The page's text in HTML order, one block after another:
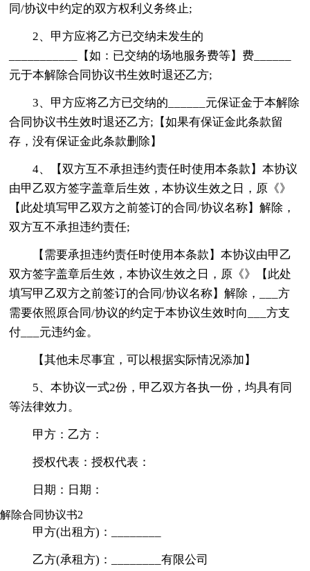
同/协议中约定的双方权利义务终止;
2、甲方应将乙方已交纳未发生的
___________【如：已交纳的场地服务费等】费______
元于本解除合同协议书生效时退还乙方;
3、甲方应将乙方已交纳的______元保证金于本解除
合同协议书生效时退还乙方;【如果有保证金此条款留
存，没有保证金此条款删除】
4、【双方互不承担违约责任时使用本条款】本协议
由甲乙双方签字盖章后生效，本协议生效之日，原《》
【此处填写甲乙双方之前签订的合同/协议名称】解除，
双方互不承担违约责任;
【需要承担违约责任时使用本条款】本协议由甲乙
双方签字盖章后生效，本协议生效之日，原《》【此处
填写甲乙双方之前签订的合同/协议名称】解除，___方
需要依照原合同/协议的约定于本协议生效时向___方支
付___元违约金。
【其他未尽事宜，可以根据实际情况添加】
5、本协议一式2份，甲乙双方各执一份，均具有同
等法律效力。
甲方：乙方：
授权代表：授权代表：
日期：日期：
解除合同协议书2
甲方(出租方)：________
乙方(承租方)：________有限公司